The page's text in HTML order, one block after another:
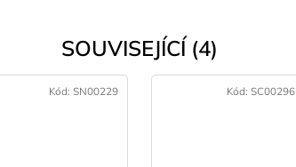
SOUVISEJÍCÍ (4)
Kód: SN00229 Kód:SC00296